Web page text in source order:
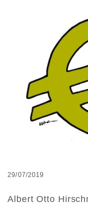
29/07/2019
Albert Otto